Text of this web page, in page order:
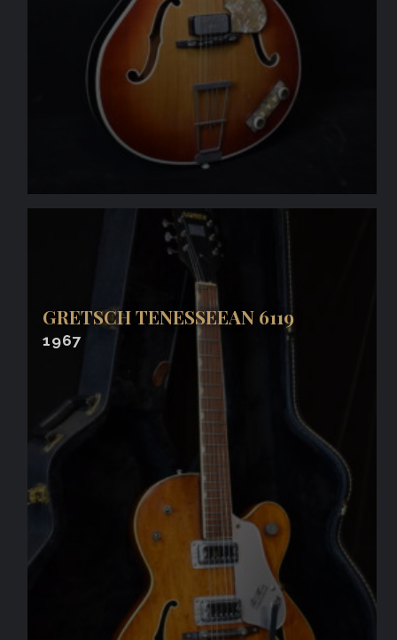
GRETSCH TENESSEEAN 6119
1967